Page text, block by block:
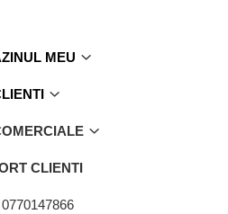
MEU
CLIENTI
0770147866